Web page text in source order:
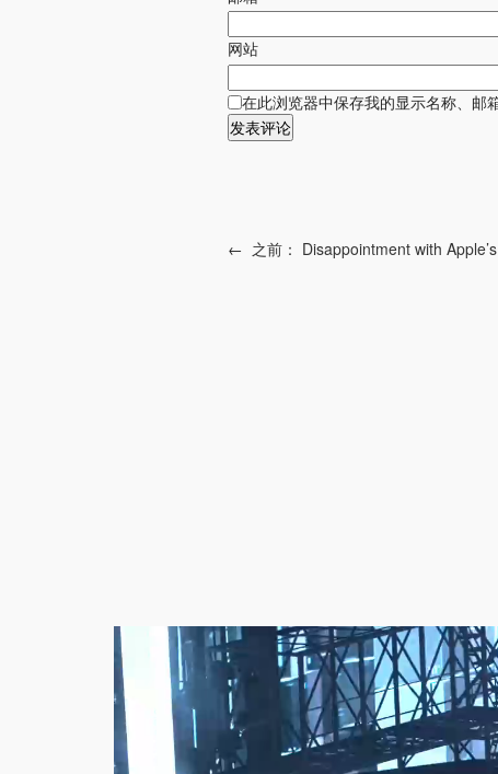
网站
在此浏览器中保存我的显示名称、邮
← 之前： Disappointment with